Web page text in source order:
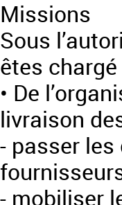
Missions
Sous
êtes chargé
• De
livraison
- passer
- mobiliser